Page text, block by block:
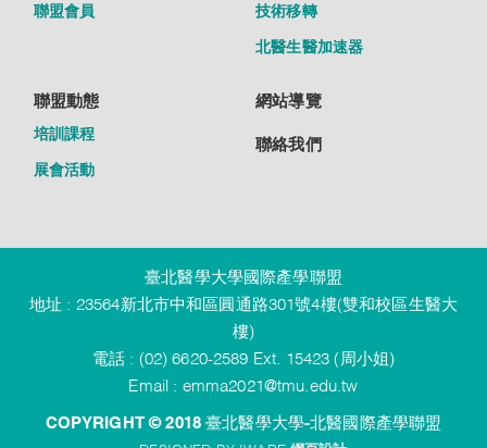
聯盟會員 技術移轉
北醫生醫加速器
聯盟動態
培訓課程
展會活動
網站導覽
聯絡我們
臺北醫學大學國際產學聯盟
地址 : 23564新北市中和區圓通路301號4樓(雙和校區生醫大
樓)
電話 : (02) 6620-2589 Ext. 15423 (周小姐)
Email : emma2021@tmu.edu.tw
COPYRIGHT © 2018 臺北醫學大學-北醫國際產學聯盟